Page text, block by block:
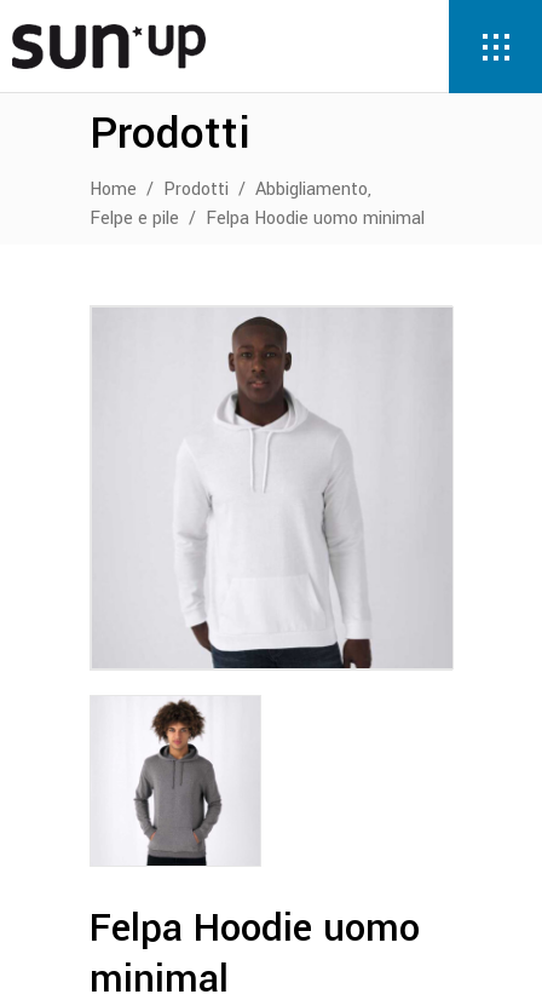
Prodotti
Home / Prodotti / Abbigliamento,
Felpe e pile / Felpa Hoodie uomo minimal
Felpa Hoodie uomo
minimal